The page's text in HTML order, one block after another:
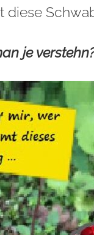
diese
je